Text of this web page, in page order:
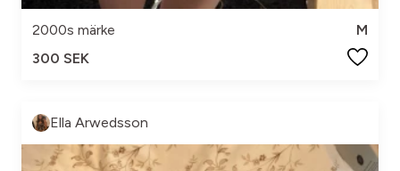
2000s märke
M
300 SEK
Ella Arwedsson